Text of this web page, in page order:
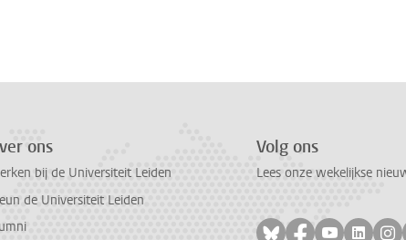
ons
bij de Universiteit Leiden
de Universiteit Leiden
Volg ons
Lees onze wekelijkse
Volg ons op
Volg ons op
Volg ons
Volg